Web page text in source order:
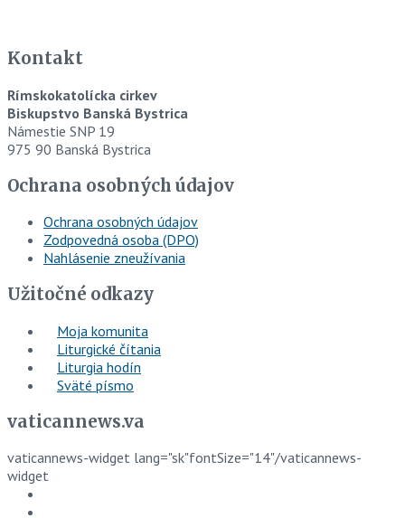
Kontakt
Rímskokatolícka cirkev
Biskupstvo Banská Bystrica
Námestie SNP 19
975 90 Banská Bystrica
Ochrana osobných údajov
Ochrana osobných údajov
Zodpovedná osoba (DPO)
Nahlásenie zneužívania
Užitočné odkazy
Moja komunita
Liturgické čítania
Liturgia hodín
Sväté písmo
vaticannews.va
vaticannews-widget lang="sk"fontSize="14"/vaticannews-
widget